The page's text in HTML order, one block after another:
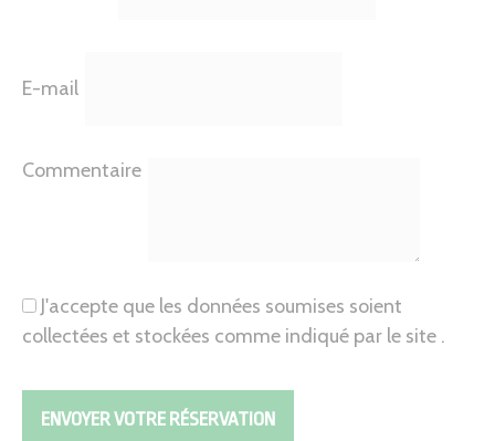
E-mail
Commentaire
J'accepte que les données soumises soient
collectées et stockées comme indiqué par le site .